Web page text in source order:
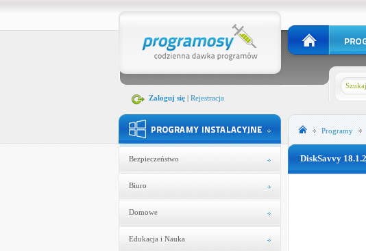
Zaloguj się| Rejestracja
Bezpieczeństwo
Biuro
Domowe
Edukacja i Nauka
Programy
DiskSavvy